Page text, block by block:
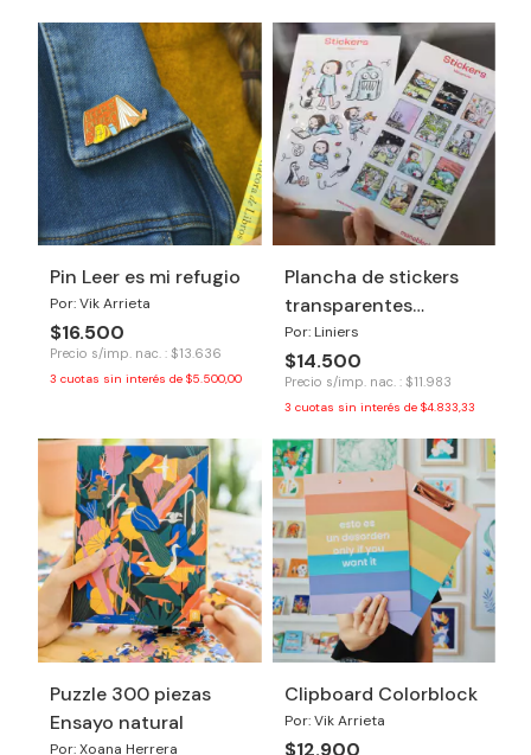
Pin Leer es mi refugio
Por: Vik Arrieta
$16.500
Precio s/imp. nac. : $13.636
3 cuotas sin interés de $5.500,00
Plancha de stickers
transparentes
Macanudo
Por: Liniers
$14.500
Precio s/imp. nac. : $11.983
3 cuotas sin interés de $4.833,33
Puzzle 300 piezas
Ensayo natural
Por: Xoana Herrera
Clipboard Colorblock
Por: Vik Arrieta
$12.900